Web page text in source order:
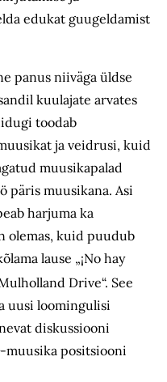
edukat guugeldamist
panus niiväga üldse
kuulajate arvates
toodab
ja veidrusi, kuid
muusikapalad
päris muusikana. Asi
harjuma ka
olemas, kuid puudub
lause „¡No hay
Drive“. See
uusi loomingulisi
diskussiooni
-muusika positsiooni